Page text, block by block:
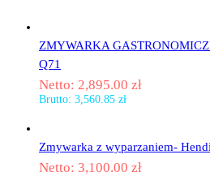
ZMYWARKA
Q71
Netto: 2,895.00 zł
Brutto: 3,560.85 zł
Zmywarka z wyparzaniem-
Netto: 3,100.00 zł